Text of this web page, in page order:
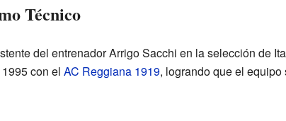
Técnico
del entrenador Arrigo Sacchi en la selección de
con el AC Reggiana 1919, logrando que el equipo